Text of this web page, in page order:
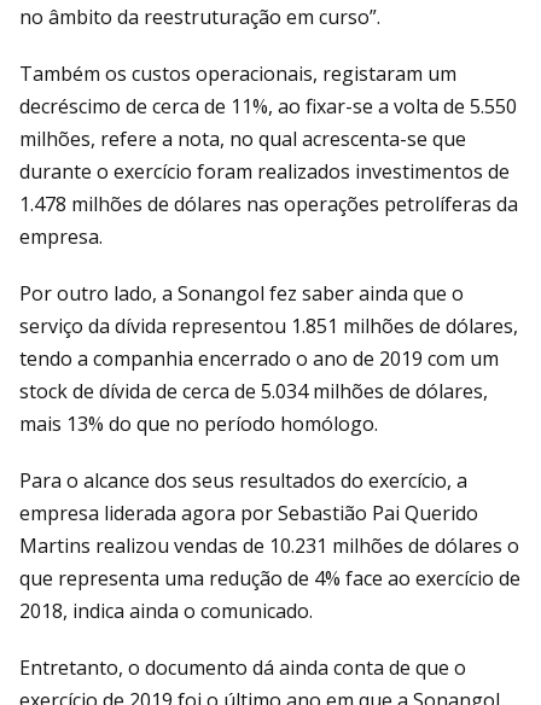
no âmbito da reestruturação em curso”.
Também os custos operacionais, registaram um
decréscimo de cerca de 11%, ao fixar-se a volta de 5.550
milhões, refere a nota, no qual acrescenta-se que
durante o exercício foram realizados investimentos de
1.478 milhões de dólares nas operações petrolíferas da
empresa.
Por outro lado, a Sonangol fez saber ainda que o
serviço da dívida representou 1.851 milhões de dólares,
tendo a companhia encerrado o ano de 2019 com um
stock de dívida de cerca de 5.034 milhões de dólares,
mais 13% do que no período homólogo.
Para o alcance dos seus resultados do exercício, a
empresa liderada agora por Sebastião Pai Querido
Martins realizou vendas de 10.231 milhões de dólares o
que representa uma redução de 4% face ao exercício de
2018, indica ainda o comunicado.
Entretanto, o documento dá ainda conta de que o